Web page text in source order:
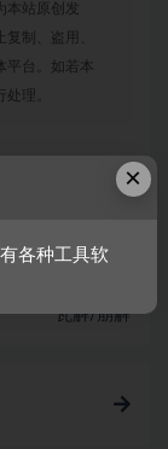
本站原创发
制、盗用、
平台。如若本
理。
瓦解/崩解
×
各种工具软